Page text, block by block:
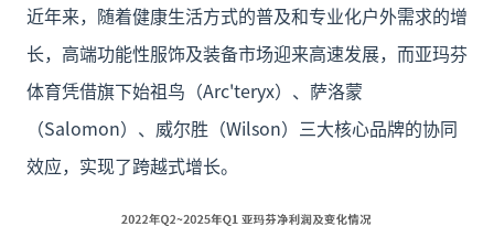
近年来，随着健康生活方式的普及和专业化户外需求的增
长，高端功能性服饰及装备市场迎来高速发展，而亚玛芬
体育凭借旗下始祖鸟（Arc'teryx）、萨洛蒙
（Salomon）、威尔胜（Wilson）三大核心品牌的协同
效应，实现了跨越式增长。